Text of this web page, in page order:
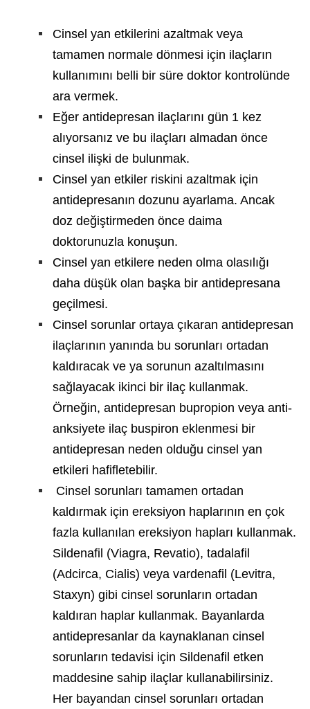
Cinsel yan etkilerini azaltmak veya
tamamen normale dönmesi için ilaçların
kullanımını belli bir süre doktor kontrolünde
ara vermek.
Eğer antidepresan ilaçlarını gün 1 kez
alıyorsanız ve bu ilaçları almadan önce
cinsel ilişki de bulunmak.
Cinsel yan etkiler riskini azaltmak için
antidepresanın dozunu ayarlama. Ancak
doz değiştirmeden önce daima
doktorunuzla konuşun.
Cinsel yan etkilere neden olma olasılığı
daha düşük olan başka bir antidepresana
geçilmesi.
Cinsel sorunlar ortaya çıkaran antidepresan
ilaçlarının yanında bu sorunları ortadan
kaldıracak ve ya sorunun azaltılmasını
sağlayacak ikinci bir ilaç kullanmak.
Örneğin, antidepresan bupropion veya anti-
anksiyete ilaç buspiron eklenmesi bir
antidepresan neden olduğu cinsel yan
etkileri hafifletebilir.
Cinsel sorunları tamamen ortadan
kaldırmak için ereksiyon haplarının en çok
fazla kullanılan ereksiyon hapları kullanmak.
Sildenafil (Viagra, Revatio), tadalafil
(Adcirca, Cialis) veya vardenafil (Levitra,
Staxyn) gibi cinsel sorunların ortadan
kaldıran haplar kullanmak. Bayanlarda
antidepresanlar da kaynaklanan cinsel
sorunların tedavisi için Sildenafil etken
maddesine sahip ilaçlar kullanabilirsiniz.
Her bayandan cinsel sorunları ortadan